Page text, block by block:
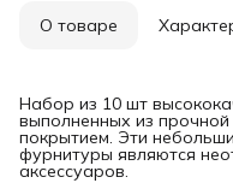
О товаре
Набор из 10 шт
выполненных из
покрытием. Эти
фурнитуры являются
аксессуаров.